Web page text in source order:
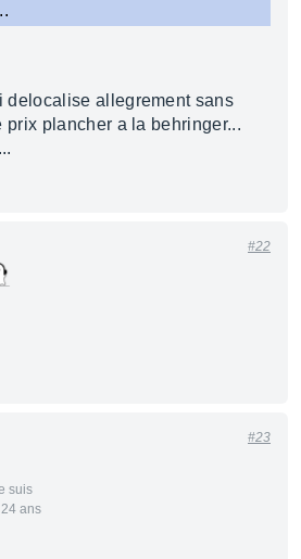
delocalise allegrement sans
plancher a la behringer...
#22
suis
ans
#23